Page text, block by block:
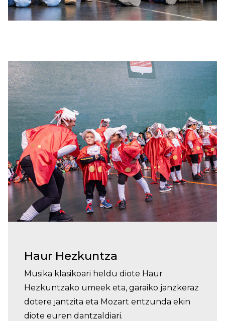
Haur Hezkuntza
Musika klasikoari heldu diote Haur
Hezkuntzako umeek eta, garaiko janzkeraz
dotere jantzita eta Mozart entzunda ekin
diote euren dantzaldiari.